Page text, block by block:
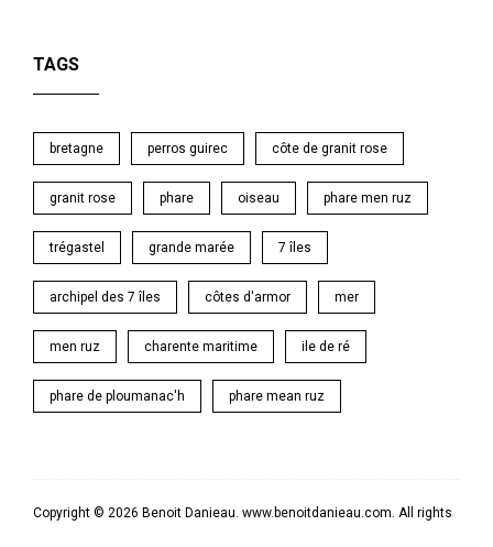
TAGS
bretagne perros guirec côte de granit rose
granit rose phare oiseau phare men ruz
trégastel grande marée 7 îles
archipel des 7 îles côtes d'armor mer
men ruz charente maritime ile de ré
phare de ploumanac'h phare mean ruz
Copyright © 2026 Benoit Danieau. www.benoitdanieau.com. All rights